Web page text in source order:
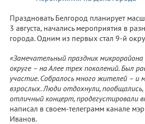
Праздновать Белгород планирует
3 августа, начались мероприятия в
города. Одним из первых стал 9-й
«Замечательный праздник
округе – на Алее трех поколений. Был
участие. Собралось много жителей – и
взрослых. Люди отдохнули,
отличный концерт, продегустировали
написал в своем-телеграмм канале
Иванов.